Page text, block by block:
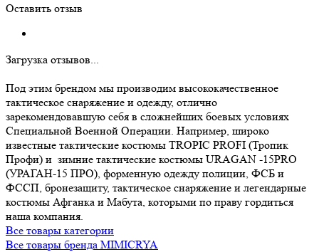
Оставить отзыв
Загрузка отзывов...
Под этим брендом мы производим высококачественное
тактическое снаряжение и одежду, отлично
зарекомендовавшую себя в сложнейших боевых условиях
Специальной Военной Операции. Например, широко
известные тактические костюмы TROPIC PROFI (Тропик
Профи) и зимние тактические костюмы URAGAN -15PRO
(УРАГАН-15 ПРО), форменную одежду полиции, ФСБ и
ФССП, бронезащиту, тактическое снаряжение и легендарные
костюмы Афганка и Мабута, которыми по праву гордиться
наша компания.
Все товары категории
Все товары бренда MIMICRYA